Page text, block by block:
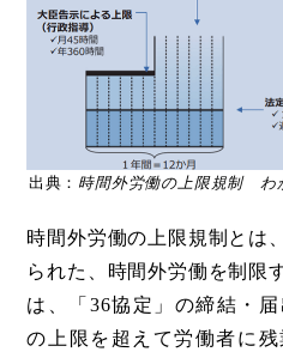
出典： 時間外労働の上限規制 わ
時間外労働の上限規制とは
られた、時間外労働を制限
は、「36協定」の締結・
の上限を超えて労働者に